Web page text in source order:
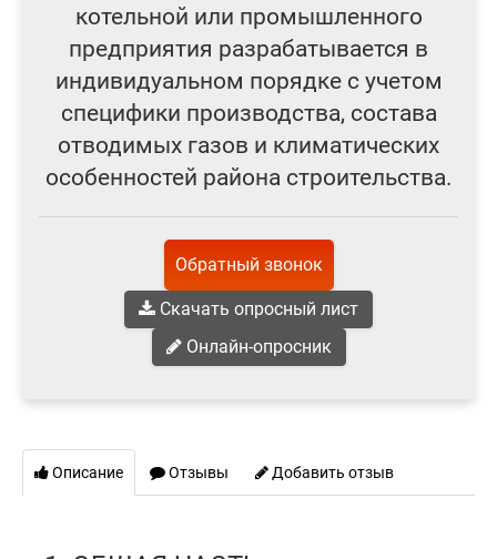
котельной или промышленного
предприятия разрабатывается в
индивидуальном порядке с учетом
специфики производства, состава
отводимых газов и климатических
особенностей района строительства.
Обратный звонок
Скачать опросный лист
Онлайн-опросник
Описание Отзывы Добавить отзыв